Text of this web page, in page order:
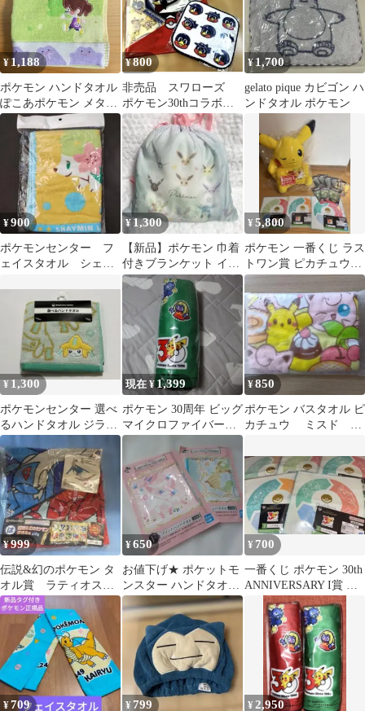
¥1,188
ポケモン ハンドタオル
ぽこあポケモン メタモ
ン イエロー
¥800
非売品 スワローズ
ポケモン30thコラボ！
クリアファイル.巾着.お
まけ付き
¥ 1,700
gelato pique カビゴン ハ
ンドタオル ポケモン
¥900
ポケモンセンター フ
ェイスタオル シェイ
¥1,300
【新品】ポケモン 巾着
付きブランケット イー
ブイ ブイズ
¥5,800
ポケモン 一番くじ ラス
トワン賞 ピカチュウぬ
いぐるみ タオルラバー
コレクション
¥1,300
ポケモンセンター 選べ
るハンドタオル ジラー
チ ミニタオル ハン
ドタオル
現在 ¥1,399
ポケモン 30周年 ビッグ
マイクロファイバータ
オル 緑
¥850
ポケモン バスタオル ピ
カチュウ ミスド
¥999
伝説&幻のポケモン タ
オル賞 ラティオス
ラティアス
¥650
お値下げ★ ポケットモ
ンスター ハンドタオル
2枚セット
¥ 700
一番くじ ポケモン 30th
ANNIVERSARY I賞 ハ
ンドタオル 全5種
¥709 ¥ 799 ¥ 2,950